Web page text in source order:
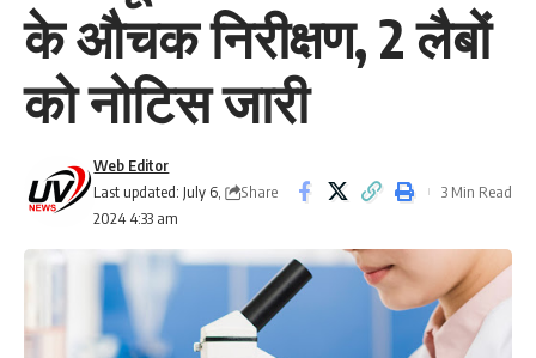
के औचक निरीक्षण, 2 लैबों
को नोटिस जारी
Last updated: July 6,
2024 4:33 am
Web Editor
Share
3 Min Read